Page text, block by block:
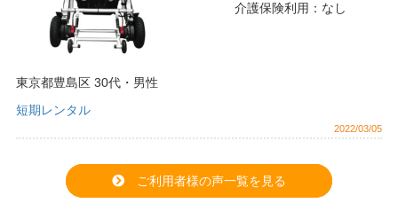
介護保険利用： なし
東京都豊島区 30代・ 男性
短期レンタル
2022/03/05
ご利用者様の声一覧を見る